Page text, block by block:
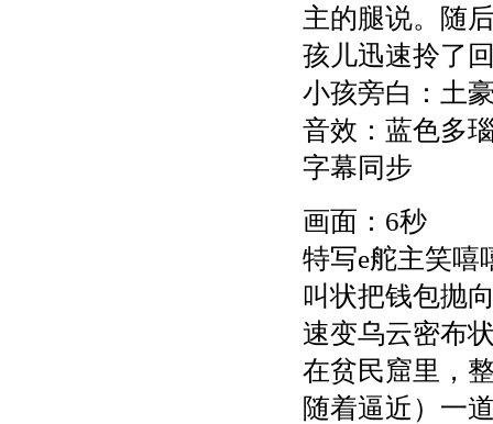
主的腿说。随
孩儿迅速拎了
小孩旁白：土
音效：蓝色多
字幕同步
画面：6秒
特写e舵主笑嘻
叫状把钱包抛
速变乌云密布
在贫民窟里，
随着逼近）一